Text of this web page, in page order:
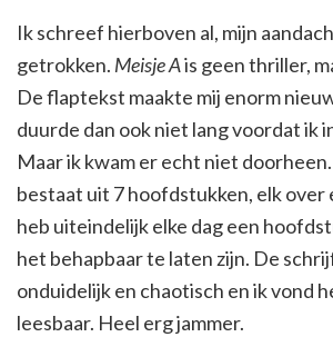
Ik schreef hierboven al, mijn
getrokken. Meisje Ais geen thriller,
De flaptekst maakte mij enorm
duurde dan ook niet lang voordat ik
Maar ik kwam er echt niet
bestaat uit 7 hoofdstukken, elk over
heb uiteindelijk elke dag een
het behapbaar te laten zijn. De
onduidelijk en chaotisch en ik vond
leesbaar. Heel erg jammer.